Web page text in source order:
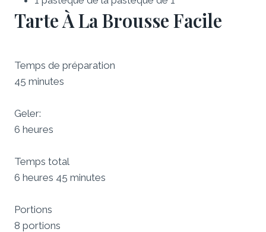
Tarte À La Brousse Facile
Temps de préparation
45 minutes
Geler:
6 heures
Temps total
6 heures 45 minutes
Portions
8 portions